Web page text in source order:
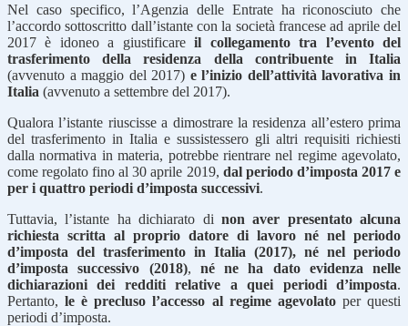
Nel caso specifico, l’Agenzia delle Entrate ha riconosciuto che
l’accordo sottoscritto dall’istante con la società francese ad aprile del
2017 è idoneo a giustificareil collegamento tra l’evento del
trasferimento della residenza della contribuente in Italia
(avvenuto a maggio del 2017) e l’inizio dell’attività lavorativa in
Italia (avvenuto a settembre del 2017).
Qualora l’istante riuscisse a dimostrare la residenza all’estero prima
del trasferimento in Italia e sussistessero gli altri requisiti richiesti
dalla normativa in materia, potrebbe rientrare nel regime agevolato,
come regolato fino al 30 aprile 2019, dal periodo d’imposta 2017 e
per i quattro periodi d’imposta successivi.
Tuttavia, l’istante ha dichiarato di non aver presentato alcuna
richiesta scritta al proprio datore di lavoro né nel periodo
d’imposta del trasferimento in Italia (2017), né nel periodo
d’imposta successivo (2018), né ne ha dato evidenza nelle
dichiarazioni dei redditi relative a quei periodi d’imposta.
Pertanto,le è precluso l’accesso al regime agevolatoper questi
periodi d’imposta.